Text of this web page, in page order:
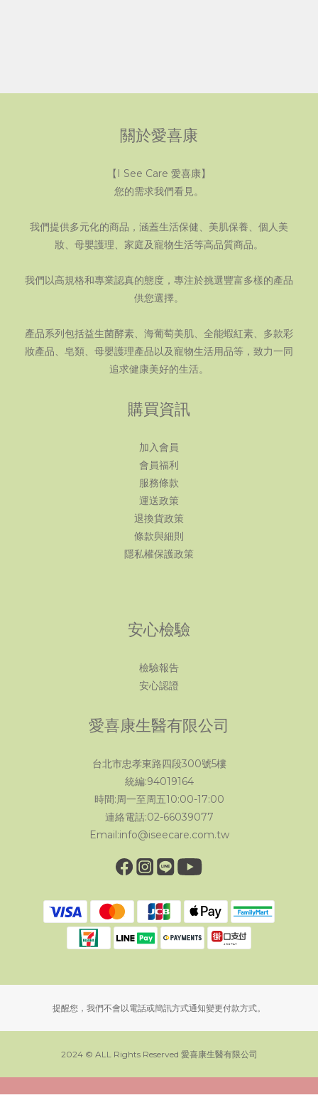
關於愛喜康
【I See Care 愛喜康】
您的需求我們看見。
我們提供多元化的商品，涵蓋生活保健、美肌保養、個人美
妝、母嬰護理、家庭及寵物生活等高品質商品。
我們以高規格和專業認真的態度，專注於挑選豐富多樣的產品
供您選擇。
產品系列包括益生菌酵素、海葡萄美肌、全能蝦紅素、多款彩
妝產品、皂類、母嬰護理產品以及寵物生活用品等，致力一同
追求健康美好的生活。
購買資訊
加入會員
會員福利
服務條款
運送政策
退換貨政策
條款與細則
隱私權保護政策
安心檢驗
檢驗報告
安心認證
愛喜康生醫有限公司
台北市忠孝東路四段300號5樓
統編:94019164
時間:周一至周五10:00-17:00
連絡電話:02-66039077
Email:info@iseecare.com.tw
提醒您，我們不會以電話或簡訊方式通知變更付款方式。
2024 © ALL Rights Reserved 愛喜康生醫有限公司